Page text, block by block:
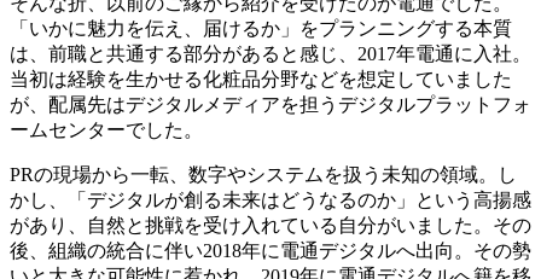
「いかに魅力を伝え、届けるか」をプランニングする本質
は、前職と共通する部分があると感じ、2017年電通に入社。
当初は経験を生かせる化粧品分野などを想定していました
が、配属先はデジタルメディアを担うデジタルプラットフォ
ームセンターでした。
PRの現場から一転、数字やシステムを扱う未知の領域。し
かし、「デジタルが創る未来はどうなるのか」という高揚感
があり、自然と挑戦を受け入れている自分がいました。その
後、組織の統合に伴い2018年に電通デジタルへ出向。その勢